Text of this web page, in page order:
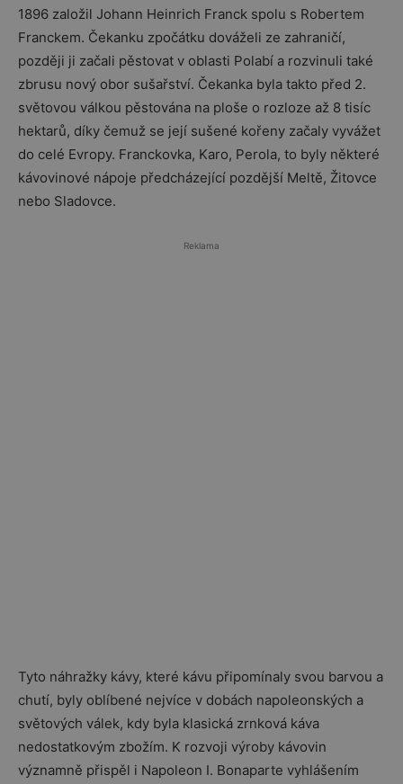
1896 založil Johann Heinrich Franck spolu s Robertem
Franckem. Čekanku zpočátku dováželi ze zahraničí,
později ji začali pěstovat v oblasti Polabí a rozvinuli také
zbrusu nový obor sušařství. Čekanka byla takto před 2.
světovou válkou pěstována na ploše o rozloze až 8 tisíc
hektarů, díky čemuž se její sušené kořeny začaly vyvážet
do celé Evropy. Franckovka, Karo, Perola, to byly některé
kávovinové nápoje předcházející pozdější Meltě, Žitovce
nebo Sladovce.
Reklama
Tyto náhražky kávy, které kávu připomínaly svou barvou a
chutí, byly oblíbené nejvíce v dobách napoleonských a
světových válek, kdy byla klasická zrnková káva
nedostatkovým zbožím. K rozvoji výroby kávovin
významně přispěl i Napoleon I. Bonaparte vyhlášením